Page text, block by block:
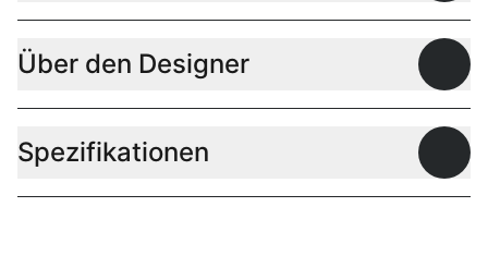
Über den Designer
Spezifikationen